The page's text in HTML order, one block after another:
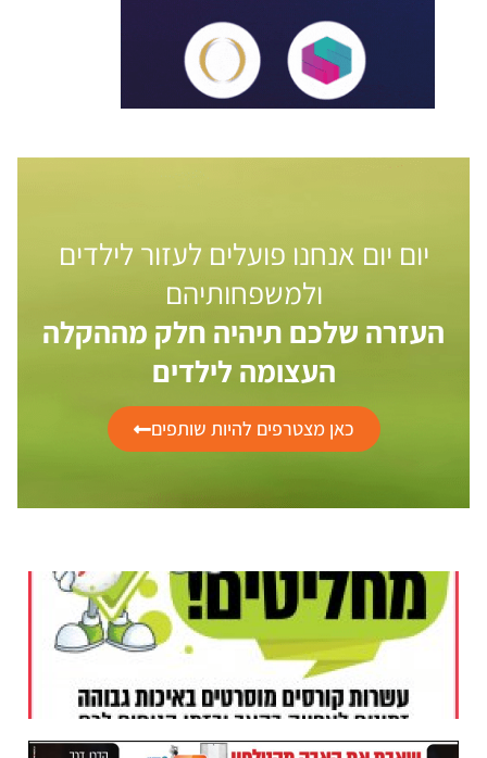
יום יום אנחנו פועלים לעזור לילדים
ולמשפחותיהם
העזרה שלכם תיהיה חלק מההקלה
העצומה לילדים
כאן מצטרפים להיות שותפים